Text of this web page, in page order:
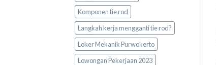
Komponen tie rod
Langkah kerja mengganti tie rod?
Loker Mekanik Purwokerto
Lowongan Pekerjaan 2023